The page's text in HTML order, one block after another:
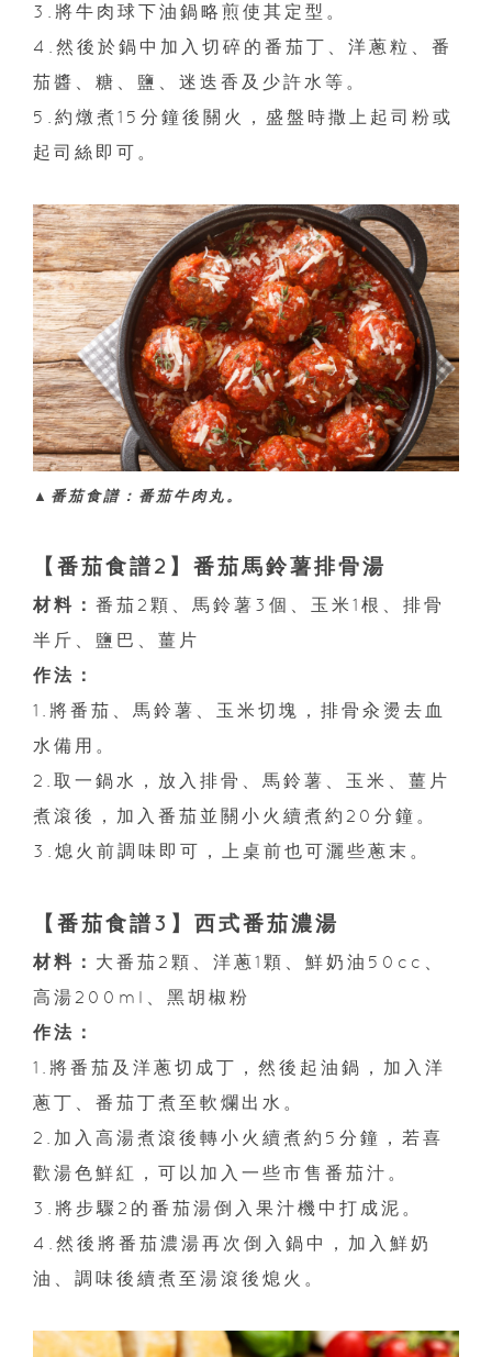
3.將牛肉球下油鍋略煎使其定型。
4.然後於鍋中加入切碎的番茄丁、洋蔥粒、番
茄醬、糖、鹽、迷迭香及少許水等。
5.約燉煮15分鐘後關火，盛盤時撒上起司粉或
起司絲即可。
▲番茄食譜：番茄牛肉丸。
【番茄食譜2】番茄馬鈴薯排骨湯
材料： 番茄2顆、馬鈴薯3個、玉米1根、排骨
半斤、鹽巴、薑片
作法：
1.將番茄、馬鈴薯、玉米切塊，排骨汆燙去血
水備用。
2.取一鍋水，放入排骨、馬鈴薯、玉米、薑片
煮滾後，加入番茄並關小火續煮約20分鐘。
3.熄火前調味即可，上桌前也可灑些蔥末。
【番茄食譜3】西式番茄濃湯
材料： 大番茄2顆、洋蔥1顆、鮮奶油50cc、
高湯200ml、黑胡椒粉
作法：
1.將番茄及洋蔥切成丁，然後起油鍋，加入洋
蔥丁、番茄丁煮至軟爛出水。
2.加入高湯煮滾後轉小火續煮約5分鐘，若喜
歡湯色鮮紅，可以加入一些市售番茄汁。
3.將步驟2的番茄湯倒入果汁機中打成泥。
4.然後將番茄濃湯再次倒入鍋中，加入鮮奶
油、調味後續煮至湯滾後熄火。